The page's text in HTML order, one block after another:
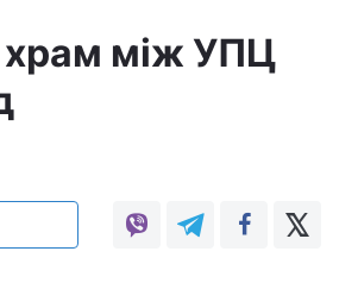
храм між УПЦ